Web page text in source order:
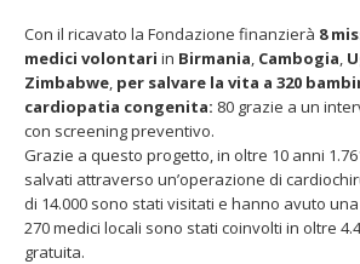
Con il ricavato la Fondazione finanzierà 8
medici volontari in Birmania, Cambogia,
Zimbabwe, per salvare la vita a 320
cardiopatia congenita: 80 grazie a un
con screening preventivo.
Grazie a questo progetto, in oltre 10 anni
salvati attraverso un’operazione di
di 14.000 sono stati visitati e hanno avuto
270 medici locali sono stati coinvolti in oltre
gratuita.
2026
5